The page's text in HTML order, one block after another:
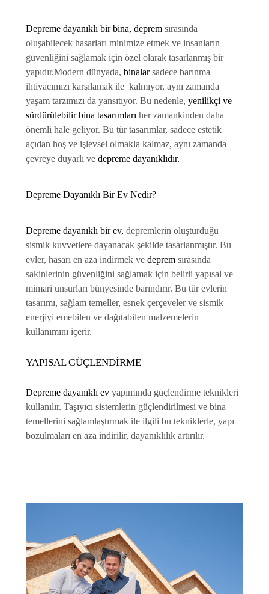
Depreme dayanıklı bir bina, depremsırasında
oluşabilecek hasarları minimize etmek ve insanların
güvenliğini sağlamak için özel olarak tasarlanmış bir
yapıdır.Modern dünyada, binalarsadece barınma
ihtiyacımızı karşılamak ile kalmıyor, aynı zamanda
yaşam tarzımızı da yansıtıyor. Bu nedenle, yenilikçi ve
sürdürülebilir bina tasarımları her zamankinden daha
önemli hale geliyor. Bu tür tasarımlar, sadece estetik
açıdan hoş ve işlevsel olmakla kalmaz, aynı zamanda
çevreye duyarlı ve depreme dayanıklıdır.
Depreme Dayanıklı Bir Ev Nedir?
Depreme dayanıklı bir ev, depremlerin oluşturduğu
sismik kuvvetlere dayanacak şekilde tasarlanmıştır. Bu
evler, hasarı en aza indirmek vedepremsırasında
sakinlerinin güvenliğini sağlamak için belirli yapısal ve
mimari unsurları bünyesinde barındırır. Bu tür evlerin
tasarımı, sağlam temeller, esnek çerçeveler ve sismik
enerjiyi emebilen ve dağıtabilen malzemelerin
kullanımını içerir.
YAPISAL GÜÇLENDIRME
Depreme dayanıklı evyapımında güçlendirme teknikleri
kullanılır. Taşıyıcı sistemlerin güçlendirilmesi ve bina
temellerini sağlamlaştırmak ile ilgili bu tekniklerle, yapı
bozulmaları en aza indirilir, dayanıklılık artırılır.